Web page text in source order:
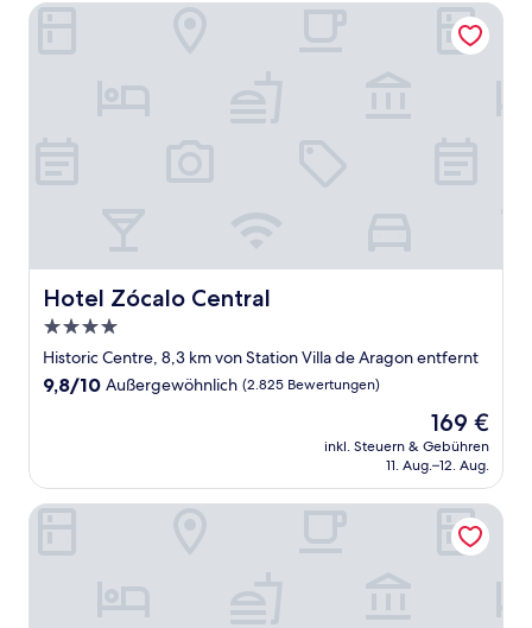
Hotel Zócalo Central
Hotel Zócalo Central
4.0-
Sterne-
Unterkunft
Historic Centre, 8,3 km von Station Villa de Aragon entfernt
9.8
Bewertungen)
9,8/10 Außergewöhnlich (2.825 Bewertungen)
Der
Preis
beträgt
169 €
inkl. Steuern & Gebühren
11. Aug.–12. Aug.
Hotel Zócalo Central
Hotel & Villas 7